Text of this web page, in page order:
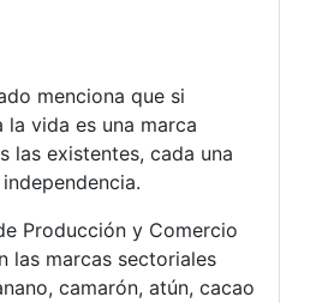
menciona que si
la vida es una marca
las existentes, cada una
Producción y Comercio
las marcas sectoriales
camarón, atún, cacao